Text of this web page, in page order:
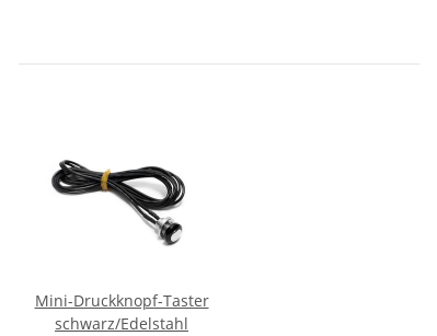
Mini-Druckknopf-Taster
schwarz/Edelstahl